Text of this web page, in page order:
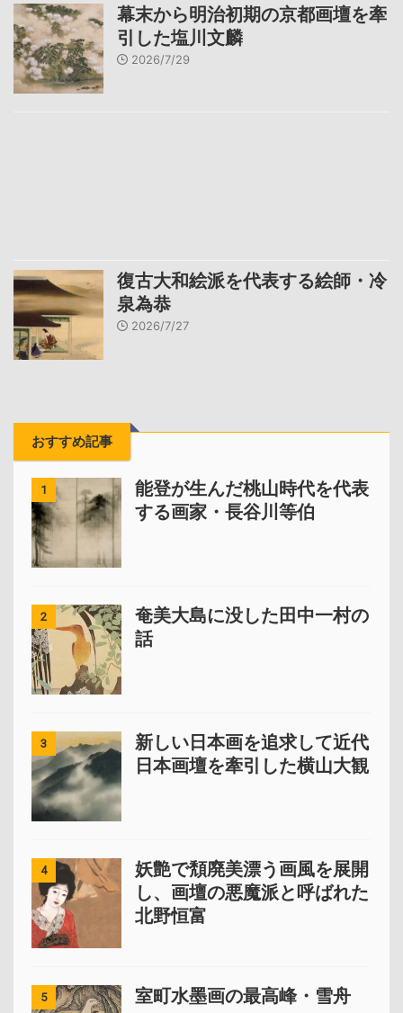
幕末から明治初期の京都画壇を牽
引した塩川文麟
2026/7/29
復古大和絵派を代表する絵師・冷
泉為恭
2026/7/27
おすすめ記事
1
能登が生んだ桃山時代を代表
する画家・長谷川等伯
2
奄美大島に没した田中一村の
話
3
新しい日本画を追求して近代
日本画壇を牽引した横山大観
4
妖艶で頽廃美漂う画風を展開
し、画壇の悪魔派と呼ばれた
北野恒富
5 室町水墨画の最高峰・雪舟